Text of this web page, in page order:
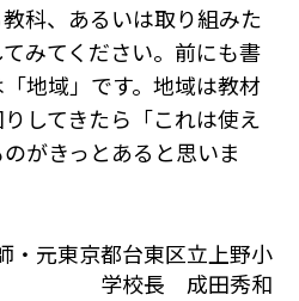
教科、あるいは取り組みた
みてください。前にも書
地域」です。地域は教材
してきたら「これは使え
がきっとあると思いま
・元東京都台東区立上野小
学校長 成田秀和